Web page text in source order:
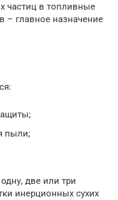
частиц в топливные
– главное назначение
пыли;
две или три
инерционных сухих